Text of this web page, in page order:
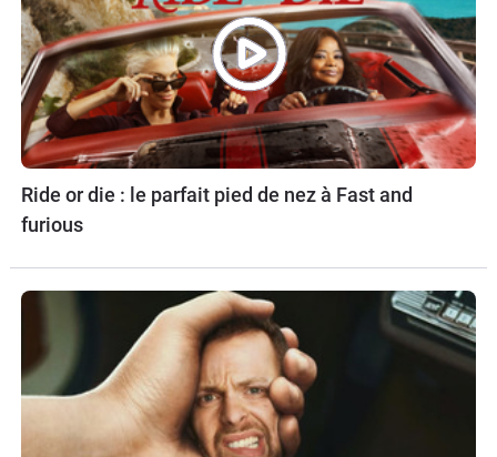
Ride or die : le parfait pied de nez à Fast and
furious